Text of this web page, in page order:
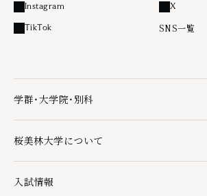
Instagram
外部リンク
X
外部リンク
TikTok
外部リンク SNS一覧
学群・大学院・別科
学群・大学院・別科の下層ページ一覧を開く
桜美林大学について
桜美林大学についての下層ページ一覧を開く
入試情報
入試情報の下層ページ一覧を開く